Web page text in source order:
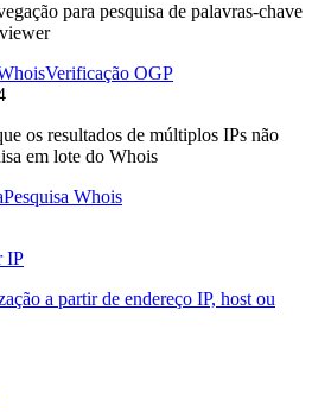
para pesquisa de palavras-chave
Verificação OGP
os resultados de múltiplos IPs não
em lote do Whois
Pesquisa Whois
IP
a partir de endereço IP, host ou